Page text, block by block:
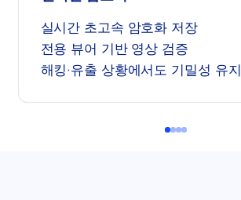
실시간 초고속 암호화 저장
전용 뷰어 기반 영상 검증
해킹·유출 상황에서도 기밀성 유지